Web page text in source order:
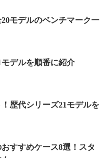
モデルのベンチマーク一
デルを順番に紹介
歴代シリーズ21モデルを
すすめケース8選！スタ